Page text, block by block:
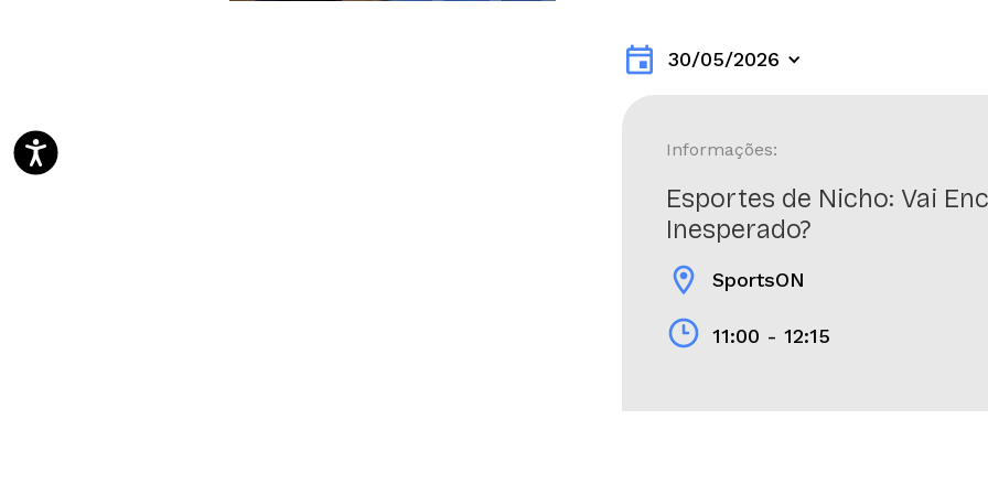
event 30/05/2026
Informações:
Esportes de Nicho: Vai
Inesperado?
location_on SportsON
11:00 - 12:15